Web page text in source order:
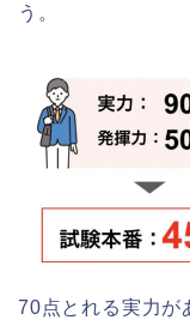
う。
70点とれる実力が